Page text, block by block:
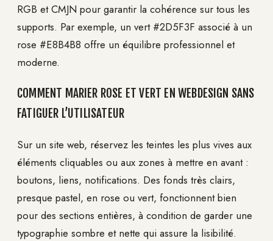
RGB et CMJN pour garantir la cohérence sur tous les
supports. Par exemple, un vert #2D5F3F associé à un
rose #E8B4B8 offre un équilibre professionnel et
moderne.
COMMENT MARIER ROSE ET VERT EN WEBDESIGN SANS
FATIGUER L’UTILISATEUR
Sur un site web, réservez les teintes les plus vives aux
éléments cliquables ou aux zones à mettre en avant :
boutons, liens, notifications. Des fonds très clairs,
presque pastel, en rose ou vert, fonctionnent bien
pour des sections entières, à condition de garder une
typographie sombre et nette qui assure la lisibilité.